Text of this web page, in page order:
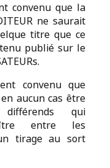
convenu que la
ne saurait
titre que ce
publié sur le
convenu que
aucun cas être
qui
entre les
tirage au sort